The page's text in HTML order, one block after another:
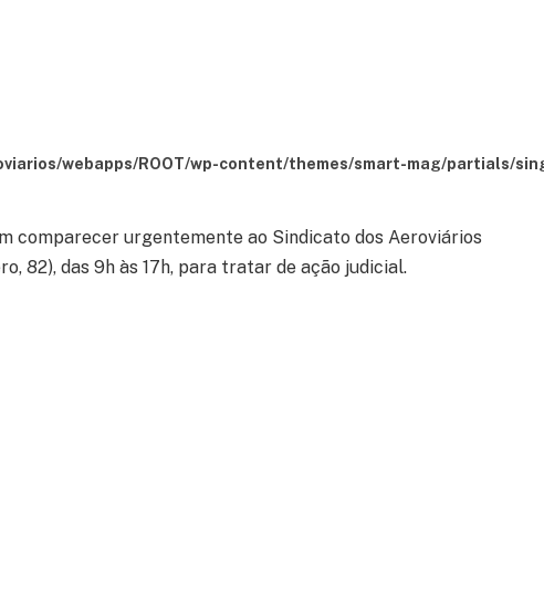
webapps/ROOT/wp-content/themes/smart-mag/partials/
comparecer urgentemente ao Sindicato dos Aeroviários
82), das 9h às 17h, para tratar de ação judicial.